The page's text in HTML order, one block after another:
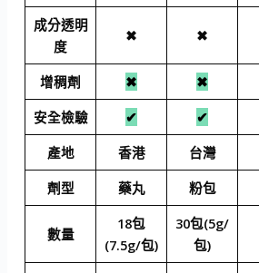
成分透明
度
✖ ✖
增稠劑 ✖ ✖
安全檢驗
✔ ✔
產地
香港 台灣
劑型
藥丸 粉包
數量
18包
(7.5g/包)
30包(5g/
包)